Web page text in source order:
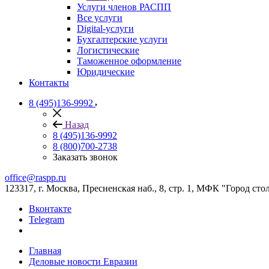
Услуги членов РАСПП
Все услуги
Digital-услуги
Бухгалтерские услуги
Логистические
Таможенное оформление
Юридические
Контакты
8 (495)136-9992
Назад
8 (495)136-9992
8 (800)700-2738
Заказать звонок
office@raspp.ru
123317, г. Москва, Пресненская наб., 8, стр. 1, МФК "Город
Вконтакте
Telegram
Главная
Деловые новости Евразии